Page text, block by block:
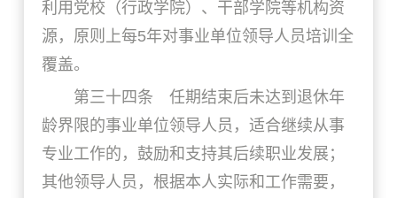
利用党校（行政学院）、干部学院等机构资
源，原则上每5年对事业单位领导人员培训全
覆盖。
第三十四条 任期结束后未达到退休年
龄界限的事业单位领导人员，适合继续从事
专业工作的，鼓励和支持其后续职业发展；
其他领导人员，根据本人实际和工作需要，